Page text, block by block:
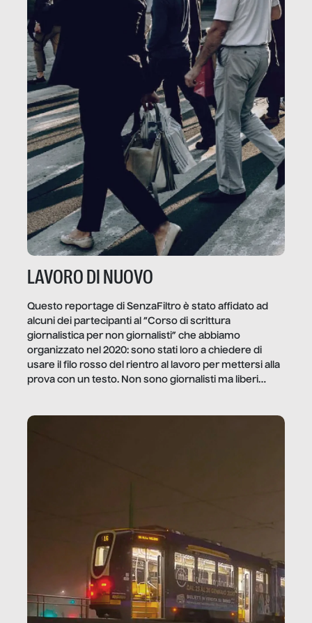
LAVORO DI NUOVO
Questo reportage di SenzaFiltro è stato affidato ad
alcuni dei partecipanti al “Corso di scrittura
giornalistica per non giornalisti” che abbiamo
organizzato nel 2020: sono stati loro a chiedere di
usare il filo rosso del rientro al lavoro per mettersi alla
prova con un testo. Non sono giornalisti ma liberi